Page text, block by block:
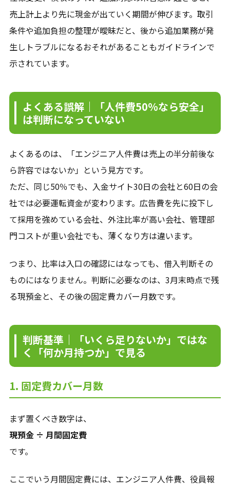
売上計上より先に現金が出ていく期間が伸びます。取引
条件や追加負担の整理が曖昧だと、後から追加業務が発
生しトラブルになるおそれがあることもガイドラインで
示されています。
よくある誤解｜「人件費50％なら安全」
は判断になっていない
よくあるのは、「エンジニア人件費は売上の半分前後な
ら許容ではないか」という見方です。
ただ、同じ50％でも、入金サイト30日の会社と60日の会
社では必要運転資金が変わります。広告費を先に投下し
て採用を強めている会社、外注比率が高い会社、管理部
門コストが重い会社でも、薄くなり方は違います。
つまり、比率は入口の確認にはなっても、借入判断その
ものにはなりません。判断に必要なのは、3月末時点で残
る現預金と、その後の固定費カバー月数です。
判断基準｜「いくら足りないか」ではな
く「何か月持つか」で見る
1. 固定費カバー月数
まず置くべき数字は、
現預金 ÷ 月間固定費
です。
ここでいう月間固定費には、エンジニア人件費、役員報